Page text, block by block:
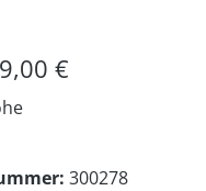
€
300278